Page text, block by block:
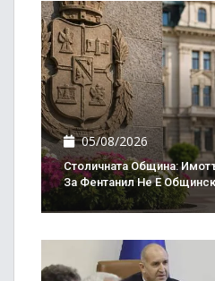
05/08/2026
Столичната Община:
За Фентанил Не Е